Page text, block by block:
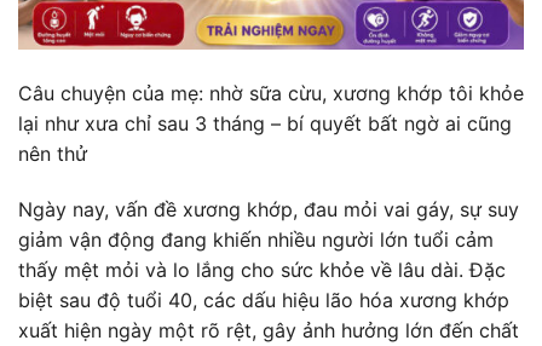
Câu chuyện của mẹ: nhờ sữa cừu, xương khớp tôi khỏe
lại như xưa chỉ sau 3 tháng – bí quyết bất ngờ ai cũng
nên thử
Ngày nay, vấn đề xương khớp, đau mỏi vai gáy, sự suy
giảm vận động đang khiến nhiều người lớn tuổi cảm
thấy mệt mỏi và lo lắng cho sức khỏe về lâu dài. Đặc
biệt sau độ tuổi 40, các dấu hiệu lão hóa xương khớp
xuất hiện ngày một rõ rệt, gây ảnh hưởng lớn đến chất